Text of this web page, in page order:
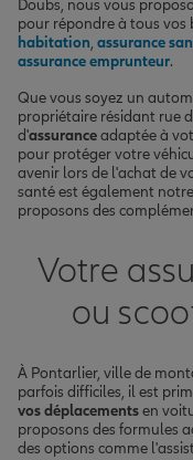
Doubs, nous vous
pour répondre à tous vos
habitation, assurance
assurance emprunteur.
Que vous soyez un
propriétaire résidant rue
d'assuranceadaptée à
pour protéger votre
avenir lors de l'achat de
santé est également
proposons des
Votre
ou
À Pontarlier, ville de
parfois difficiles, il est
vos déplacementsen
proposons des formules
des options comme